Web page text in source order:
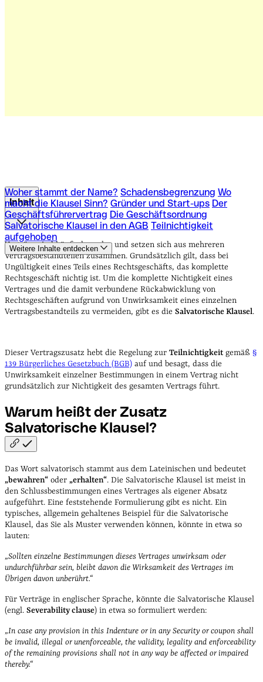
Woher stammt der Name? Schadensbegrenzung Wo
macht die Klausel Sinn? Gründer und Start-ups Der
Geschäftsführervertrag Die Geschäftsordnung
Salvatorische Klausel in den AGB Teilnichtigkeit
aufgehoben
Weitere Inhalte entdecken
Inhalt
Woher stammt der Name? Schadensbegrenzung
macht die Klausel Sinn? Gründer und Start-ups Der
Geschäftsführervertrag Die Geschäftsordnung
Salvatorische Klausel in den AGB Teilnichtigkeit
aufgehoben
Verträge sind häufig komplex und setzen sich aus mehreren
Vertragsbestandteilen zusammen. Grundsätzlich gilt, dass bei
Ungültigkeit eines Teils eines Rechtsgeschäfts, das komplette
Rechtsgeschäft nichtig ist. Um die komplette Nichtigkeit eines
Vertrages und die damit verbundene Rückabwicklung von
Rechtsgeschäften aufgrund von Unwirksamkeit eines einzelnen
Vertragsbestandteils zu vermeiden, gibt es die Salvatorische Klausel.
Dieser Vertragszusatz hebt die Regelung zur Teilnichtigkeit gemäß §
139 Bürgerliches Gesetzbuch (BGB) auf und besagt, dass die
Unwirksamkeit einzelner Bestimmungen in einem Vertrag nicht
grundsätzlich zur Nichtigkeit des gesamten Vertrags führt.
Warum heißt der Zusatz
Salvatorische Klausel?
Das Wort salvatorisch stammt aus dem Lateinischen und bedeutet
„bewahren“ oder „erhalten“. Die Salvatorische Klausel ist meist in
den Schlussbestimmungen eines Vertrages als eigener Absatz
aufgeführt. Eine feststehende Formulierung gibt es nicht. Ein
typisches, allgemein gehaltenes Beispiel für die Salvatorische
Klausel, das Sie als Muster verwenden können, könnte in etwa so
lauten:
„Sollten einzelne Bestimmungen dieses Vertrages unwirksam oder
undurchführbar sein, bleibt davon die Wirksamkeit des Vertrages im
Übrigen davon unberührt.“
Für Verträge in englischer Sprache, könnte die Salvatorische Klausel
(engl. Severability clause) in etwa so formuliert werden:
„In case any provision in this Indenture or in any Security or coupon shall
be invalid, illegal or unenforceable, the validity, legality and enforceability
of the remaining provisions shall not in any way be affected or impaired
thereby.“